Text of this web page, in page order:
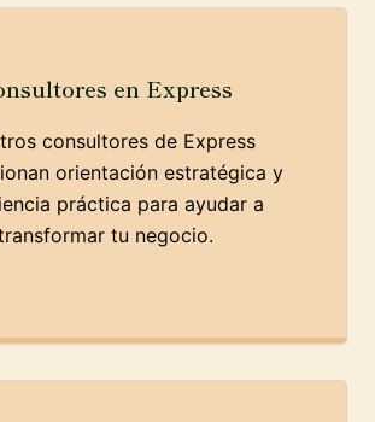
en Express
consultores de Express
orientación estratégica y
práctica para ayudar a
tu negocio.